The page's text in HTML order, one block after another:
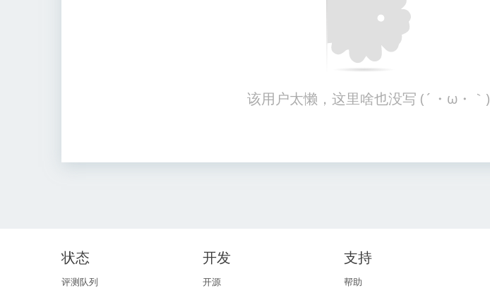
该用户太懒，这里啥也没写 (´・ω・｀)
状态
评测队列
开发
开源
支持
帮助